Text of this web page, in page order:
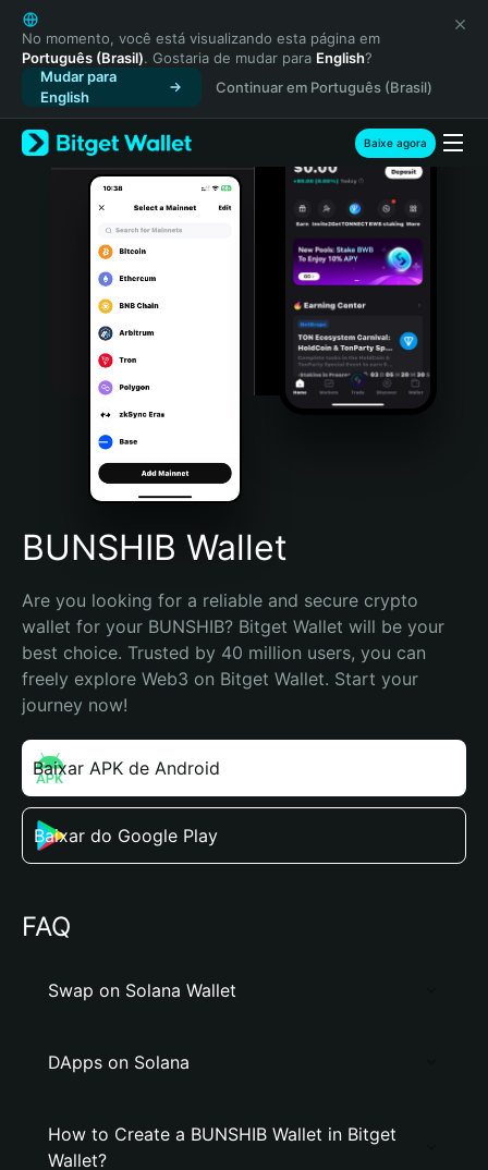
English
日本語
Tiếng Việt
Русский
Español (Latinoamérica)
Türkçe
Italiano
Português (Portugal)
Bahasa Indonesia
Português (Brasil)
Español (Argentina)
No momento, você está visualizando esta página em
Português (Brasil). Gostaria de mudar para English?
Mudar para
English
Continuar em Português (Brasil)
Baixe agora
BUNSHIB Wallet
Are you looking for a reliable and secure crypto
wallet for your BUNSHIB? Bitget Wallet will be your
best choice. Trusted by 40 million users, you can
freely explore Web3 on Bitget Wallet. Start your
journey now!
Baixar APK de Android
Baixar do Google Play
FAQ
Swap on Solana Wallet
DApps on Solana
How to Create a BUNSHIB Wallet in Bitget
Wallet?